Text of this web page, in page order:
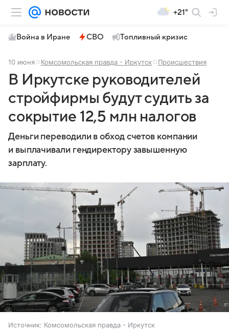
+21°
Война в Иране СВО Топливный кризис
10 июня Комсомольская правда - Иркутск Происшествия
В Иркутске руководителей
стройфирмы будут судить за
сокрытие 12,5 млн налогов
Деньги переводили в обход счетов компании
и выплачивали гендиректору завышенную
зарплату.
Источник: Комсомольская правда - Иркутск